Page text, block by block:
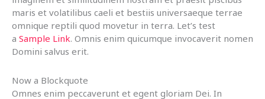
maris et volatilibus caeli et bestiis universaeque terrae
omnique reptili quod movetur in terra. Let’s test
a Sample Link. Omnis enim quicumque invocaverit nomen
Domini salvus erit.
Now a Blockquote
Omnes enim peccaverunt et egent gloriam Dei. In